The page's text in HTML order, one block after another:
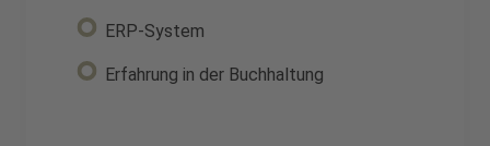
ERP-System
Erfahrung in der Buchhaltung